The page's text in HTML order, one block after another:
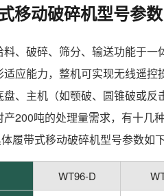
移动破碎机型号参数
、破碎、筛分、输送功能于一
应能力，整机可实现无线遥控
、主机（如颚破、圆锥破或反
200吨的处理量需求，有十几
履带式移动破碎机型号参数如下
WT96-D